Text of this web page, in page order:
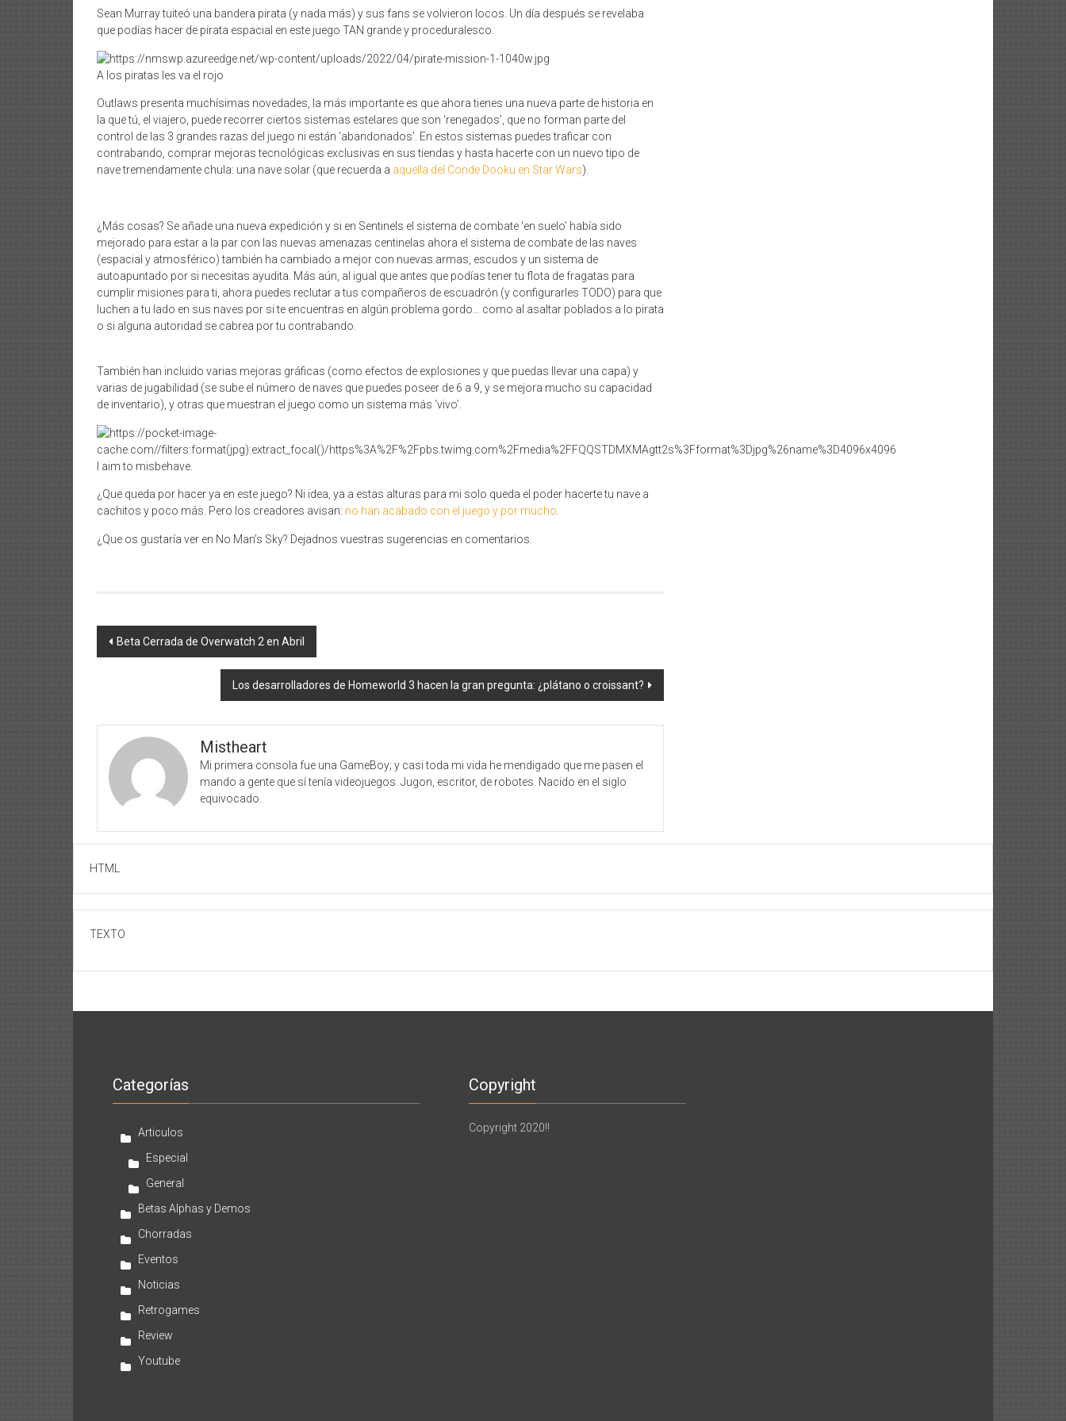
Sean Murray tuiteó una bandera pirata (y nada más) y sus fans se volvieron locos. Un día después se revelaba
que podías hacer de pirata espacial en este juego TAN grande y proceduralesco.
A los piratas les va el rojo
Outlaws presenta muchísimas novedades, la más importante es que ahora tienes una nueva parte de historia en
la que tú, el viajero, puede recorrer ciertos sistemas estelares que son ‘renegados’, que no forman parte del
control de las 3 grandes razas del juego ni están ‘abandonados’. En estos sistemas puedes traficar con
contrabando, comprar mejoras tecnológicas exclusivas en sus tiendas y hasta hacerte con un nuevo tipo de
nave tremendamente chula: una nave solar (que recuerda a aquella del Conde Dooku en Star Wars).
¿Más cosas? Se añade una nueva expedición y si en Sentinels el sistema de combate ‘en suelo’ había sido
mejorado para estar a la par con las nuevas amenazas centinelas ahora el sistema de combate de las naves
(espacial y atmosférico) también ha cambiado a mejor con nuevas armas, escudos y un sistema de
autoapuntado por si necesitas ayudita. Más aún, al igual que antes que podías tener tu flota de fragatas para
cumplir misiones para ti, ahora puedes reclutar a tus compañeros de escuadrón (y configurarles TODO) para que
luchen a tu lado en sus naves por si te encuentras en algún problema gordo… como al asaltar poblados a lo pirata
o si alguna autoridad se cabrea por tu contrabando.
También han incluido varias mejoras gráficas (como efectos de explosiones y que puedas llevar una capa) y
varias de jugabilidad (se sube el número de naves que puedes poseer de 6 a 9, y se mejora mucho su capacidad
de inventario), y otras que muestran el juego como un sistema más ‘vivo’.
I aim to misbehave.
¿Que queda por hacer ya en este juego? Ni idea, ya a estas alturas para mi solo queda el poder hacerte tu nave a
cachitos y poco más. Pero los creadores avisan: no han acabado con el juego y por mucho
¿Que os gustaría ver en No Man’s Sky? Dejadnos vuestras sugerencias en comentarios.
Navegación
Beta Cerrada de Overwatch 2 en Abril
Los desarrolladores de Homeworld 3 hacen la gran pregunta: ¿plátano o croissant?
Mistheart
Mi primera consola fue una GameBoy; y casi toda mi vida he mendigado que me pasen el
mando a gente que sí tenía videojuegos. Jugon, escritor, de robotes. Nacido en el siglo
equivocado.
HTML
TEXTO
Categorías
Articulos
Especial
General
Betas Alphas y Demos
Chorradas
Eventos
Noticias
Retrogames
Review
Youtube
Copyright
Copyright 2020!!